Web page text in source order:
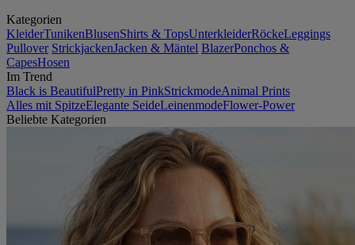
Kategorien
KleiderTunikenBlusenShirts & TopsUnterkleiderRöckeLeggings
Pullover StrickjackenJacken & Mäntel BlazerPonchos &
CapesHosen
Im Trend
Black is BeautifulPretty in PinkStrickmodeAnimal Prints
Alles mit SpitzeElegante SeideLeinenmodeFlower-Power
Beliebte Kategorien